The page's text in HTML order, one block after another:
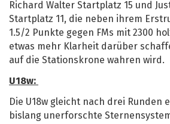
Richard Walter Startplatz 15 und
Startplatz 11, die neben ihrem
1.5/2 Punkte gegen FMs mit 2300
etwas mehr Klarheit darüber
auf die Stationskrone wahren wird.
U18w:
Die U18w gleicht nach drei Runden
bislang unerforschte